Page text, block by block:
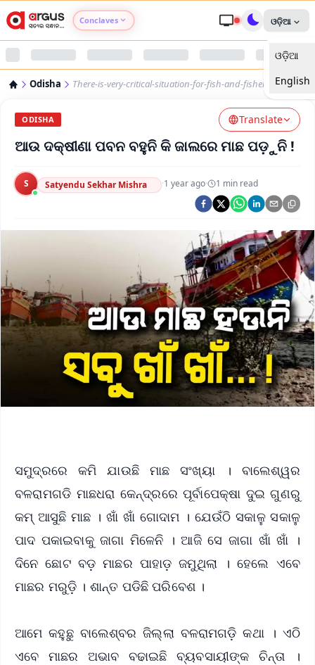
Conclaves
Argus Nari Shakti
Argus Swaad Odisha
Argus Chalo Dekhein Apna Desh
ଓଡ଼ିଆ
ଓଡ଼ିଆ
English
Odisha There-is-very-critical-situation-for-fish-and-fisherman
ODISHA Translate
ଆଉ ଦକ୍ଷୀଣା ପବନ ବହୁନି କି ଜାଲରେ ମାଛ ପଡ଼ୁନି !
S Satyendu Sekhar Mishra ·1 year ago· 1 min read
ସମୁଦ୍ରରେ କମି ଯାଉଛି ମାଛ ସଂଖ୍ୟା । ବାଲେଶ୍ୱର
ବଳରାମଗଡି ମାଛଧରା କେନ୍ଦ୍ରରେ ପୂର୍ବାପେକ୍ଷା ଦୁଇ ଗୁଣରୁ
କମ୍ ଆସୁଛି ମାଛ । ଖାଁ ଖାଁ ଗୋଦାମ । ଯେଉଁଠି ସକାଳୁ ସକାଳୁ
ପାଦ ପକାଇବାକୁ ଜାଗା ମିଳେନି । ଆଜି ସେ ଜାଗା ଖାଁ ଖାଁ ।
ଦିନେ ଛୋଟ ବଡ଼ ମାଛର ପାହାଡ଼ ଜମୁଥିଲା । ହେଲେ ଏବେ
ମାଛର ମରୁଡ଼ି । ଶାନ୍ତ ପଡିଛି ପରିବେଶ ।
ଆମେ କହୁଛୁ ବାଲେଶ୍ବର ଜିଲ୍ଲା ବଳରାମଗଡ଼ି କଥା । ଏଠି
ଏବେ ମାଛର ଅଭାବ ବଢାଇଛି ବ୍ୟବସାୟୀଙ୍କ ଚିନ୍ତା ।